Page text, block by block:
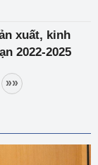
xuất, kinh
2022-2025
»»